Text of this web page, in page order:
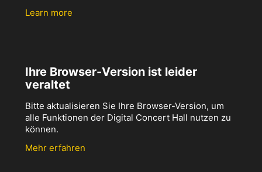
Learn more
Ihre Browser-Version ist leider
veraltet
Bitte aktualisieren Sie Ihre Browser-Version, um
alle Funktionen der Digital Concert Hall nutzen zu
können.
Mehr erfahren